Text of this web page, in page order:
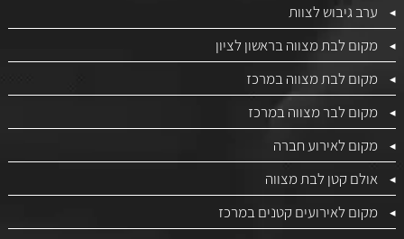
ערב גיבוש לצוות
מקום לבת מצווה בראשון לציון
מקום לבת מצווה במרכז
מקום לבר מצווה במרכז
מקום לאירוע חברה
אולם קטן לבת מצווה
מקום לאירועים קטנים במרכז